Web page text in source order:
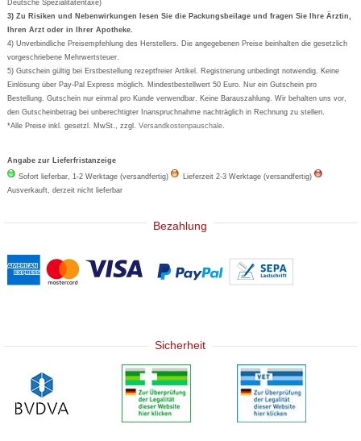
Formoline
Wick
Eucerin
Basica
Deutsche Spezialitätentaxe)
3) Zu Risiken und Nebenwirkungen lesen Sie die Packungsbeilage und fragen Sie Ihre Ärztin,
Ihren Arzt oder in Ihrer Apotheke.
4) Unverbindliche Preisempfehlung des Herstellers. Die angegebenen Preise beinhalten die gesetzlich
vorgeschriebene Mehrwertsteuer.
5) Gutschein gültig bei Erstbestellung rezeptfreier Artikel. Registrierung unbedingt notwendig. Keine
Einlösung über Pay-Pal Express möglich. Mindestbestellwert 50 Euro. Nur ein Gutschein pro
Bestellung. Gutschein nur einmal pro Kunde verwendbar. Keine Barauszahlung. Wir behalten uns vor,
den Gutscheinbetrag bei unberechtigter Inanspruchnahme nachträglich in Rechnung zu stellen.
*Alle Preise inkl. gesetzl. MwSt., zzgl.Versandkostenpauschale.
Angabe zur Lieferfristanzeige
Sofort lieferbar, 1-2 Werktage (versandfertig)
Lieferzeit 2-3 Werktage (versandfertig)
Ausverkauft, derzeit nicht lieferbar
Bezahlung
Sicherheit